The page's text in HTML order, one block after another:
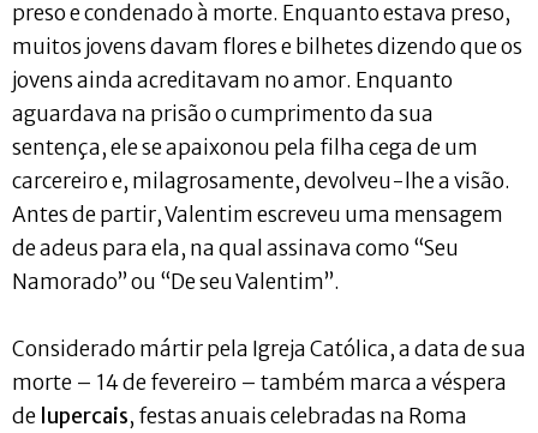
preso e condenado à morte. Enquanto estava preso,
muitos jovens davam flores e bilhetes dizendo que os
jovens ainda acreditavam no amor. Enquanto
aguardava na prisão o cumprimento da sua
sentença, ele se apaixonou pela filha cega de um
carcereiro e, milagrosamente, devolveu-lhe a visão.
Antes de partir, Valentim escreveu uma mensagem
de adeus para ela, na qual assinava como “Seu
Namorado” ou “De seu Valentim”.
Considerado mártir pela Igreja Católica, a data de sua
morte – 14 de fevereiro – também marca a véspera
de lupercais, festas anuais celebradas na Roma